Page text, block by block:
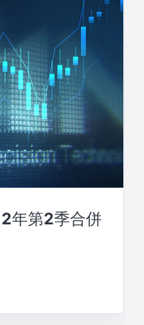
年第2季合併